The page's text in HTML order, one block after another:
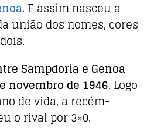
. E assim nasceu a
união dos nomes, cores
Sampdoria e Genoa
novembro de 1946. Logo
de vida, a recém-
o rival por 3×0.